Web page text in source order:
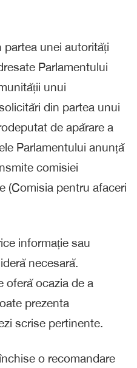
unei autorități
Parlamentului
unui
din partea unui
de apărare a
Parlamentului anunță
comisiei
(Comisia pentru afaceri
informație sau
necesară.
oferă ocazia de a
prezenta
scrise pertinente.
o recomandare